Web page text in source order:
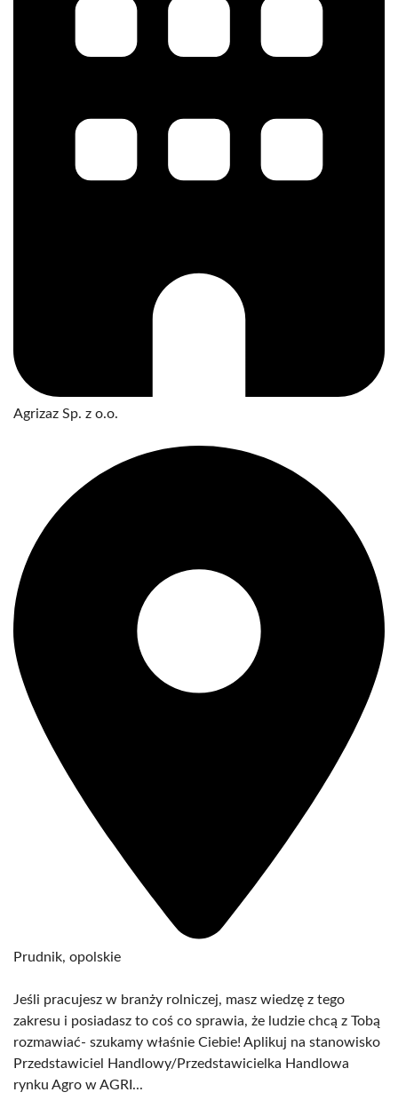
Agrizaz Sp. z o.o.
Prudnik, opolskie
Jeśli pracujesz w branży rolniczej, masz wiedzę z tego
zakresu i posiadasz to coś co sprawia, że ludzie chcą z Tobą
rozmawiać- szukamy właśnie Ciebie! Aplikuj na stanowisko
Przedstawiciel Handlowy/Przedstawicielka Handlowa
rynku Agro w AGRI...